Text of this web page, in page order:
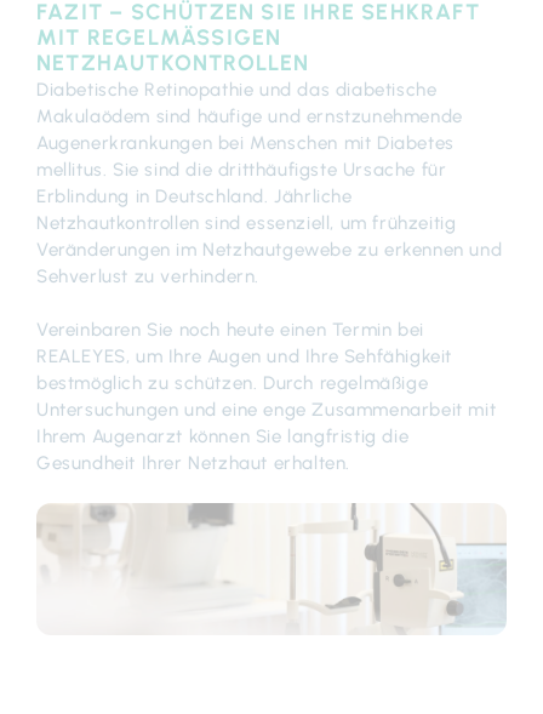
FAZIT – SCHÜTZEN SIE IHRE SEHKRAFT
MIT REGELMÄSSIGEN N
ETZHAUTKONTROLLEN
Diabetische Retinopathie und das diabetische
Makulaödem sind häufige und ernstzunehmende
Augenerkrankungen bei Menschen mit Diabetes
mellitus. Sie sind die dritthäufigste Ursache für
Erblindung in Deutschland. Jährliche
Netzhautkontrollen sind essenziell, um frühzeitig
Veränderungen im Netzhautgewebe zu erkennen und
Sehverlust zu verhindern.
Vereinbaren Sie noch heute einen Termin bei
REALEYES, um Ihre Augen und Ihre Sehfähigkeit
bestmöglich zu schützen. Durch regelmäßige
Untersuchungen und eine enge Zusammenarbeit mit
Ihrem Augenarzt können Sie langfristig die
Gesundheit Ihrer Netzhaut erhalten.